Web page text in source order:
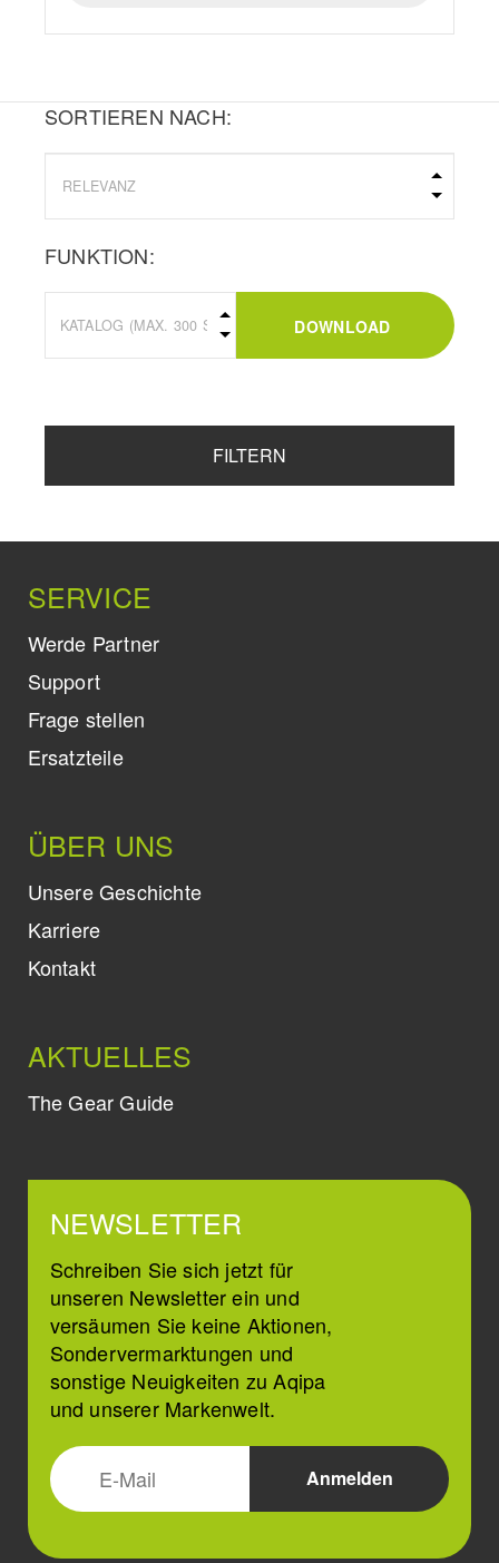
SORTIEREN NACH:
FUNKTION:
DOWNLOAD
FILTERN
SERVICE
Werde Partner
Support
Frage stellen
Ersatzteile
ÜBER UNS
Unsere Geschichte
Karriere
Kontakt
AKTUELLES
The Gear Guide
NEWSLETTER
Schreiben Sie sich jetzt für
unseren Newsletter ein und
versäumen Sie keine Aktionen,
Sondervermarktungen und
sonstige Neuigkeiten zu Aqipa
und unserer Markenwelt.